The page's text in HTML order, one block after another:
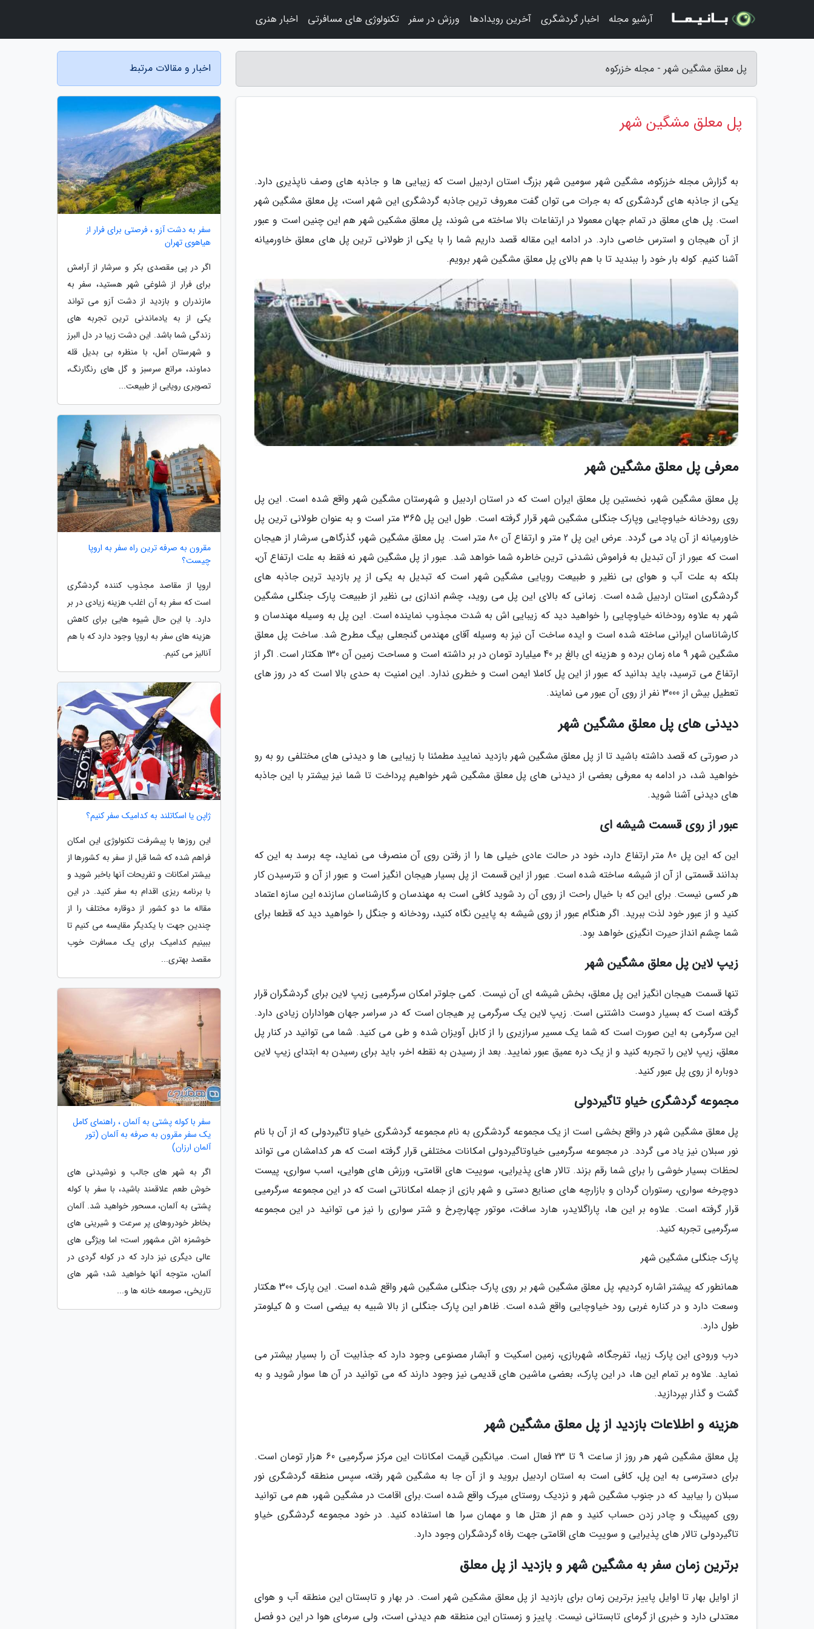
پل معلق مشگین شهر - مجله خزرکوه
پل معلق مشگین شهر
به گزارش مجله خزرکوه، مشگین شهر سومین شهر بزرگ استان اردبیل است که زیبایی ها و جاذبه های وصف ناپذیری دارد.
یکی از جاذبه های گردشگری که به جرات می توان گفت معروف ترین جاذبه گردشگری این شهر است، پل معلق مشگین شهر
است. پل های معلق در تمام جهان معمولا در ارتفاعات بالا ساخته می شوند، پل معلق مشکین شهر هم این چنین است و عبور
از آن هیجان و استرس خاصی دارد. در ادامه این مقاله قصد داریم شما را با یکی از طولانی ترین پل های معلق خاورمیانه
آشنا کنیم. کوله بار خود را ببندید تا با هم بالای پل معلق مشگین شهر برویم.
معرفی پل معلق مشگین شهر
پل معلق مشگین شهر، نخستین پل معلق ایران است که در استان اردبیل و شهرستان مشگین شهر واقع شده است. این پل
روی رودخانه خیاوچایی وپارک جنگلی مشگین شهر قرار گرفته است. طول این پل 365 متر است و به عنوان طولانی ترین پل
خاورمیانه از آن یاد می گردد. عرض این پل 2 متر و ارتفاع آن 80 متر است. پل معلق مشگین شهر، گذرگاهی سرشار از هیجان
است که عبور از آن تبدیل به فراموش نشدنی ترین خاطره شما خواهد شد. عبور از پل مشگین شهر نه فقط به علت ارتفاع آن،
بلکه به علت آب و هوای بی نظیر و طبیعت رویایی مشگین شهر است که تبدیل به یکی از پر بازدید ترین جاذبه های
گردشگری استان اردبیل شده است. زمانی که بالای این پل می روید، چشم اندازی بی نظیر از طبیعت پارک جنگلی مشگین
شهر به علاوه رودخانه خیاوچایی را خواهید دید که زیبایی اش به شدت مجذوب نماینده است. این پل به وسیله مهندسان و
کارشاناسان ایرانی ساخته شده است و ایده ساخت آن نیز به وسیله آقای مهندس گنجعلی بیگ مطرح شد. ساخت پل معلق
مشگین شهر 9 ماه زمان برده و هزینه ای بالغ بر 40 میلیارد تومان در بر داشته است و مساحت زمین آن 130 هکتار است. اگر از
ارتفاع می ترسید، باید بدانید که عبور از این پل کاملا ایمن است و خطری ندارد. این امنیت به حدی بالا است که در روز های
تعطیل بیش از 3000 نفر از روی آن عبور می نمایند.
دیدنی های پل معلق مشگین شهر
در صورتی که قصد داشته باشید تا از پل معلق مشگین شهر بازدید نمایید مطمئنا با زیبایی ها و دیدنی های مختلفی رو به رو
خواهید شد، در ادامه به معرفی بعضی از دیدنی های پل معلق مشگین شهر خواهیم پرداخت تا شما نیز بیشتر با این جاذبه
های دیدنی آشنا شوید.
عبور از روی قسمت شیشه ای
این که این پل 80 متر ارتفاع دارد، خود در حالت عادی خیلی ها را از رفتن روی آن منصرف می نماید، چه برسد به این که
بدانند قسمتی از آن از شیشه ساخته شده است. عبور از این قسمت از پل بسیار هیجان انگیز است و عبور از آن و نترسیدن کار
هر کسی نیست. برای این که با خیال راحت از روی آن رد شوید کافی است به مهندسان و کارشناسان سازنده این سازه اعتماد
کنید و از عبور خود لذت ببرید. اگر هنگام عبور از روی شیشه به پایین نگاه کنید، رودخانه و جنگل را خواهید دید که قطعا برای
شما چشم انداز حیرت انگیزی خواهد بود.
زیپ لاین پل معلق مشگین شهر
تنها قسمت هیجان انگیز این پل معلق، بخش شیشه ای آن نیست. کمی جلوتر امکان سرگرمیی زیپ لاین برای گردشگران قرار
گرفته است که بسیار دوست داشتنی است. زیپ لاین یک سرگرمی پر هیجان است که در سراسر جهان هواداران زیادی دارد.
این سرگرمی به این صورت است که شما یک مسیر سرازیری را از کابل آویزان شده و طی می کنید. شما می توانید در کنار پل
معلق، زیپ لاین را تجربه کنید و از یک دره عمیق عبور نمایید. بعد از رسیدن به نقطه اخر، باید برای رسیدن به ابتدای زیپ لاین
دوباره از روی پل عبور کنید.
مجموعه گردشگری خیاو تاگیردولی
پل معلق مشگین شهر در واقع بخشی است از یک مجموعه گردشگری به نام مجموعه گردشگری خیاو تاگیردولی که از آن با نام
نور سبلان نیز یاد می گردد. در مجموعه سرگرمیی خیاوتاگیردولی امکانات مختلفی قرار گرفته است که هر کدامشان می تواند
لحظات بسیار خوشی را برای شما رقم بزند. تالار های پذیرایی، سوییت های اقامتی، ورزش های هوایی، اسب سواری، پیست
دوچرخه سواری، رستوران گردان و بازارچه های صنایع دستی و شهر بازی از جمله امکاناتی است که در این مجموعه سرگرمیی
قرار گرفته است. علاوه بر این ها، پاراگلایدر، هارد سافت، موتور چهارچرخ و شتر سواری را نیز می توانید در این مجموعه
سرگرمیی تجربه کنید.
پارک جنگلی مشگین شهر
همانطور که پیشتر اشاره کردیم، پل معلق مشگین شهر بر روی پارک جنگلی مشگین شهر واقع شده است. این پارک 300 هکتار
وسعت دارد و در کناره غربی رود خیاوچایی واقع شده است. ظاهر این پارک جنگلی از بالا شبیه به بیضی است و 5 کیلومتر
طول دارد.
درب ورودی این پارک زیبا، تفرجگاه، شهربازی، زمین اسکیت و آبشار مصنوعی وجود دارد که جذابیت آن را بسیار بیشتر می
نماید. علاوه بر تمام این ها، در این پارک، بعضی ماشین های قدیمی نیز وجود دارند که می توانید در آن ها سوار شوید و به
گشت و گذار بپردازید.
هزینه و اطلاعات بازدید از پل معلق مشگین شهر
پل معلق مشگین شهر هر روز از ساعت 9 تا 23 فعال است. میانگین قیمت امکانات این مرکز سرگرمیی 60 هزار تومان است.
برای دسترسی به این پل، کافی است به استان اردبیل بروید و از آن جا به مشگین شهر رفته، سپس منطقه گردشگری نور
سبلان را بیابید که در جنوب مشگین شهر و نزدیک روستای میرک واقع شده است.برای اقامت در مشگین شهر، هم می توانید
روی کمپینگ و چادر زدن حساب کنید و هم از هتل ها و مهمان سرا ها استفاده کنید. در خود مجموعه گردشگری خیاو
تاگیردولی تالار های پذیرایی و سوییت های اقامتی جهت رفاه گردشگران وجود دارد.
برترین زمان سفر به مشگین شهر و بازدید از پل معلق
از اوایل بهار تا اوایل پاییز برترین زمان برای بازدید از پل معلق مشکین شهر است. در بهار و تابستان این منطقه آب و هوای
معتدلی دارد و خبری از گرمای تابستانی نیست. پاییز و زمستان این منطقه هم دیدنی است، ولی سرمای هوا در این دو فصل
اخبار و مقالات مرتبط
سفر به دشت آزو ، فرصتی برای فرار از
هیاهوی تهران
اگر در پی مقصدی بکر و سرشار از آرامش
برای فرار از شلوغی شهر هستید، سفر به
مازندران و بازدید از دشت آزو می تواند
یکی از به یادماندنی ترین تجربه های
زندگی شما باشد. این دشت زیبا در دل البرز
و شهرستان آمل، با منظره بی بدیل قله
دماوند، مراتع سرسبز و گل های رنگارنگ،
تصویری رویایی از طبیعت...
مقرون به صرفه ترین راه سفر به اروپا
چیست؟
اروپا از مقاصد مجذوب کننده گردشگری
است که سفر به آن اغلب هزینه زیادی در بر
دارد. با این حال شیوه هایی برای کاهش
هزینه های سفر به اروپا وجود دارد که با هم
آنالیز می کنیم.
ژاپن یا اسکاتلند به کدامیک سفر کنیم؟
این روزها با پیشرفت تکنولوژی این امکان
فراهم شده که شما قبل از سفر به کشورها از
بیشتر امکانات و تفریحات آنها باخبر شوید و
با برنامه ریزی اقدام به سفر کنید. در این
مقاله ما دو کشور از دوقاره مختلف را از
چندین جهت با یکدیگر مقایسه می کنیم تا
ببینیم کدامیک برای یک مسافرت خوب
مقصد بهتری...
سفر با کوله پشتی به آلمان ، راهنمای کامل
یک سفر مقرون به صرفه به آلمان (تور
آلمان ارزان)
اگر به شهر های جالب و نوشیدنی های
خوش طعم علاقمند باشید، با سفر با کوله
پشتی به آلمان، مسحور خواهید شد. آلمان
بخاطر خودروهای پر سرعت و شیرینی های
خوشمزه اش مشهور است؛ اما ویژگی های
عالی دیگری نیز دارد که در کوله گردی در
آلمان، متوجه آنها خواهید شد؛ شهر های
تاریخی، صومعه خانه ها و...
آرشیو مجله اخبار گردشگری آخرین رویدادها ورزش در سفر تکنولوژی های مسافرتی اخبار هنری